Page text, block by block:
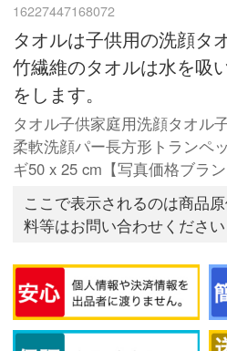
16227447168072
タオルは子供用の洗顔タ
竹繊維のタオルは水を吸
をします。
タオル子供家庭用洗顔タオル
柔軟洗顔パー長方形トランペ
ギ50 x 25 cm【写真価格ブラン
ここで表示されるのは商品
料等はお問い合わせください